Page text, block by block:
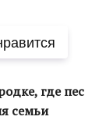
где пес
семьи